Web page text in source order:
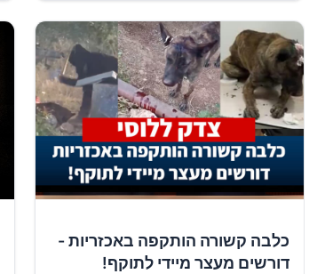
כלבה קשורה הותקפה באכזריות -
דורשים מעצר מיידי לתוקף!